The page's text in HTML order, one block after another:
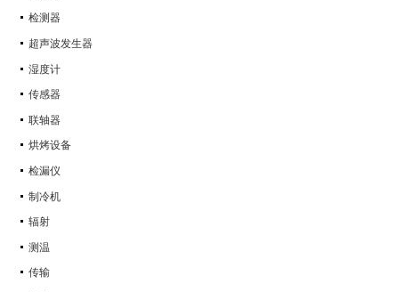
检测器
超声波发生器
湿度计
传感器
联轴器
烘烤设备
检漏仪
制冷机
辐射
测温
传输